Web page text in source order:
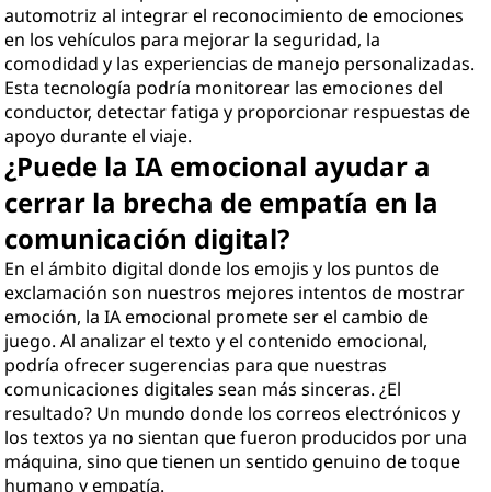
automotriz al integrar el reconocimiento de emociones
en los vehículos para mejorar la seguridad, la
comodidad y las experiencias de manejo personalizadas.
Esta tecnología podría monitorear las emociones del
conductor, detectar fatiga y proporcionar respuestas de
apoyo durante el viaje.
¿Puede la IA emocional ayudar a
cerrar la brecha de empatía en la
comunicación digital?
En el ámbito digital donde los emojis y los puntos de
exclamación son nuestros mejores intentos de mostrar
emoción, la IA emocional promete ser el cambio de
juego. Al analizar el texto y el contenido emocional,
podría ofrecer sugerencias para que nuestras
comunicaciones digitales sean más sinceras. ¿El
resultado? Un mundo donde los correos electrónicos y
los textos ya no sientan que fueron producidos por una
máquina, sino que tienen un sentido genuino de toque
humano y empatía.